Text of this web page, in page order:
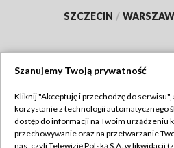
SZCZECIN /
TVP
Abonament TVP
Regulamin
Szanujemy Twoją prywatność
Kliknij "Akceptuję i przechodzę do serwisu",
korzystanie z technologii automatycznego
dostęp do informacji na Twoim urządzeniu
przechowywanie oraz na przetwarzanie
nas, czyli Telewizję Polską S.A. w likwidacji